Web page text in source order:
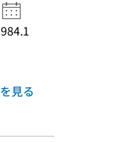
見る